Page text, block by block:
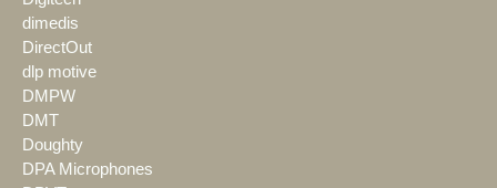
dimedis
DirectOut
dlp motive
DMPW
DMT
Doughty
DPA Microphones